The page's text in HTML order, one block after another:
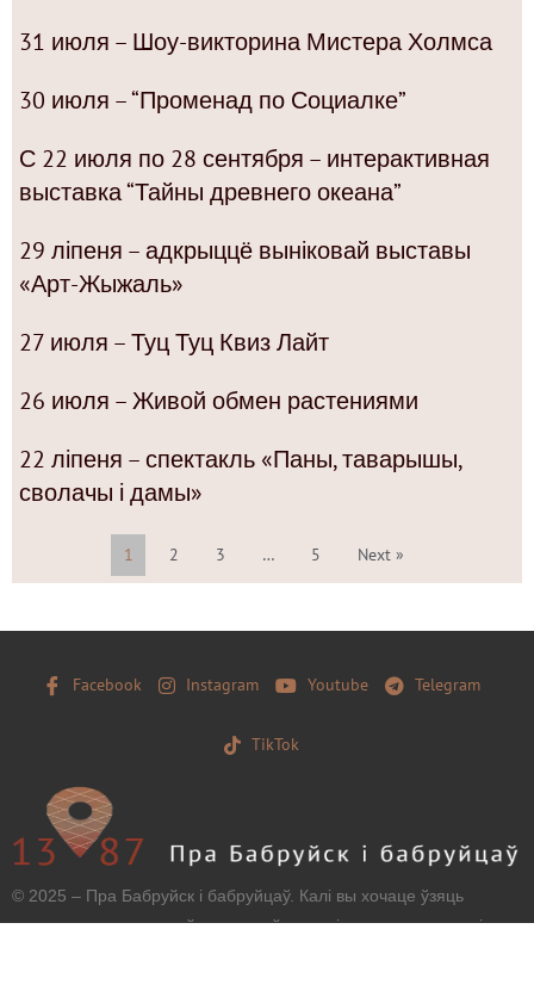
31 июля – Шоу-викторина Мистера Холмса
30 июля – “Променад по Социалке”
С 22 июля по 28 сентября – интерактивная
выставка “Тайны древнего океана”
29 ліпеня – адкрыццё выніковай выставы
«Арт-Жыжаль»
27 июля – Туц Туц Квиз Лайт
26 июля – Живой обмен растениями
22 ліпеня – спектакль «Паны, таварышы,
сволачы і дамы»
1 2 3 … 5 Next »
Facebook Instagram Youtube Telegram
TikTok
© 2025 – Пра Бабруйск і бабруйцаў. Калі вы хочаце ўзяць
матэрыял з нашага сайту, захавайце, калі ласка, загаловак і